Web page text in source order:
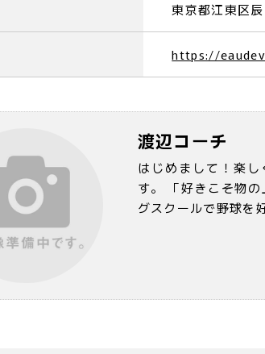
東京都江東区
https://
渡辺コーチ
はじめまして！楽
す。 「好きこそ物
グスクールで野球を